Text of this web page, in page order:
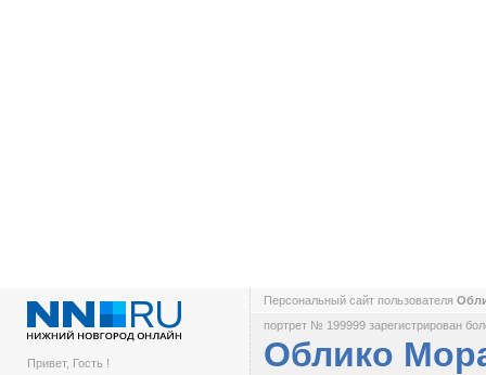
Привет, Гость !
Персональный сайт пользователя
портрет № 199999 зарегистрирован
Облико